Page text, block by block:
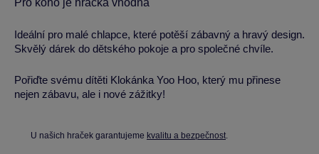
Pro koho je hračka vhodná
Ideální pro malé chlapce, které potěší zábavný a hravý design.
Skvělý dárek do dětského pokoje a pro společné chvíle.
Pořiďte svému dítěti Klokánka Yoo Hoo, který mu přinese
nejen zábavu, ale i nové zážitky!
U našich hraček garantujeme kvalitu a bezpečnost.